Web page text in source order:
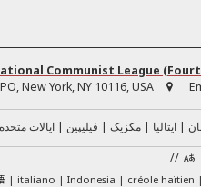
Communist League
New York, NY 10116, USA
ایتالیا مکزیک فیلیپین ایالات متحده
//
créole haïtien
Indonesia
italiano